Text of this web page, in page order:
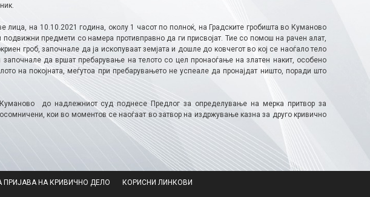
на 10.10.2021 година, околу 1 часот по полноќ, на Градските гробишта во Куманово
предмети со намера противправно да ги присвојат. Тие со помош на рачен алат,
гроб, започнале да ја ископуваат земјата и дошле до ковчегот во кој се наоѓало тело
да вршат пребарување на телото со цел пронаоѓање на златен накит, особено
на покојната, меѓутоа при пребарувањето не успеале да пронајдат ништо, поради што
до надлежниот суд поднесе Предлог за определување на мерка притвор за
кои во моментов се наоѓаат во затвор на издржување казна за друго кривично
ПРИЈАВА НА КРИВИЧНО ДЕЛО
КОРИСНИ ЛИНКОВИ